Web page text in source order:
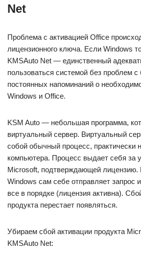
Net
Проблема с активацией Office
лицензионного ключа. Если Windows
KMSAuto Net — единственный
пользоваться системой без проблем
постоянных напоминаний о
Windows и Office.
KSM Auto — небольшая программа,
виртуальный сервер. Виртуальный
собой обычный процесс, практически
компьютера. Процесс выдает себя за
Microsoft, подтверждающей лицензию.
Windows сам себе отправляет запрос
все в порядке (лицензия активна).
продукта перестает появляться.
Убираем сбой активации продукта
KMSAuto Net: